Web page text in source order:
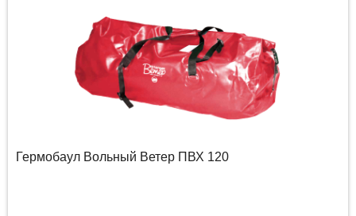
Гермобаул Вольный Ветер ПВХ 120